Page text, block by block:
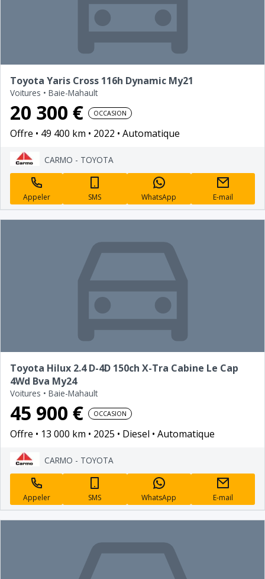
Toyota Yaris Cross 116h Dynamic My21
Voitures • Baie-Mahault
20 300 € OCCASION
Offre 49 400 km 2022 Automatique
CARMO - TOYOTA
Appeler SMS WhatsApp E-mail
Toyota Hilux 2.4 D-4D 150ch X-Tra Cabine Le Cap
4Wd Bva My24
Voitures • Baie-Mahault
45 900 € OCCASION
Offre 13 000 km 2025 Diesel Automatique
CARMO - TOYOTA
Appeler SMS WhatsApp E-mail